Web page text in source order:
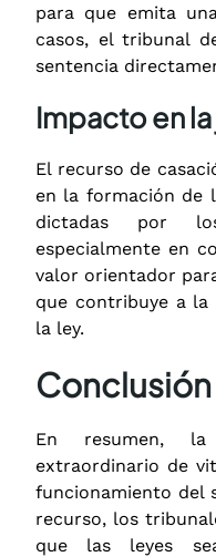
para que emita
casos, el tribunal
sentencia
Impacto en
El recurso de
en la formación de
dictadas por
especialmente en
valor orientador
que contribuye a
la ley.
Conclusión
En resumen,
extraordinario de
funcionamiento del
recurso, los
que las leyes